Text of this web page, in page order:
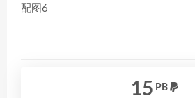
15 PB